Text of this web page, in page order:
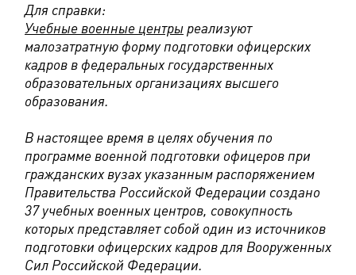
Для справки:
Учебные военные центрыреализуют
малозатратную форму подготовки офицерских
кадров в федеральных государственных
образовательных организациях высшего
образования.
В настоящее время в целях обучения по
программе военной подготовки офицеров при
гражданских вузах указанным распоряжением
Правительства Российской Федерации создано
37 учебных военных центров, совокупность
которых представляет собой один из источников
подготовки офицерских кадров для Вооруженных
Сил Российской Федерации.